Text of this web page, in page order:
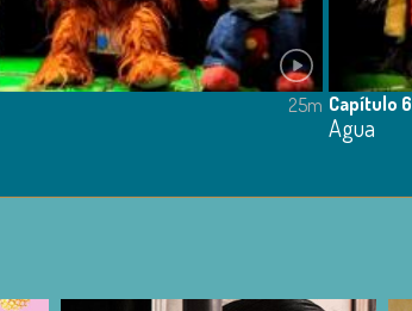
25m Capítulo 6
Agua